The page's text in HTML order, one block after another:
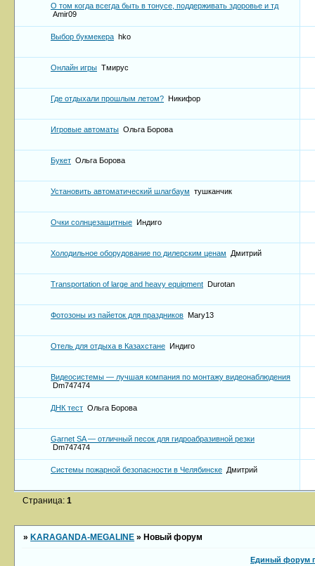
О том когда всегда быть в тонусе, поддерживать здоровье и тд
Amir09
Выбор букмекера hko
Онлайн игры Тмирус
Где отдыхали прошлым летом? Никифор
Игровые автоматы Ольга Борова
Букет Ольга Борова
Установить автоматический шлагбаум тушканчик
Очки солнцезащитные Индиго
Холодильное оборудование по дилерским ценам Дмитрий
Transportation of large and heavy equipment Durotan
Фотозоны из пайеток для праздников Mary13
Отель для отдыха в Казахстане Индиго
Видеосистемы — лучшая компания по монтажу видеонаблюдения
Dm747474
ДНК тест Ольга Борова
Garnet SA — отличный песок для гидроабразивной резки
Dm747474
Системы пожарной безопасности в Челябинске Дмитрий
Страница:1
» KARAGANDA-MEGALINE » Новый форум
Единый форум